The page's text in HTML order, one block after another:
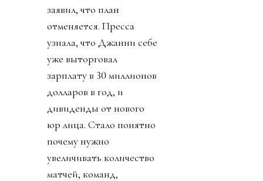
заявил, что план
отменяется. Пресса
узнала, что Джанни себе
уже выторговал
зарплату в 30 миллионов
долларов в год, и
дивиденды от нового
юр лица. Стало понятно
почему нужно
увеличивать количество
матчей, команд,